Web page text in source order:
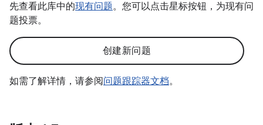
先查看此库中的现有问题。您可以点击星标按钮，为现有问
题投票。
创建新问题
如需了解详情，请参阅问题跟踪器文档。